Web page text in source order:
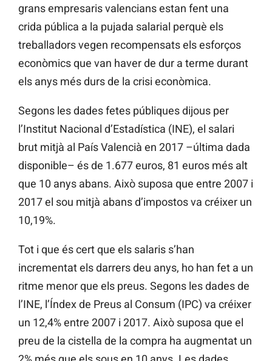
grans empresaris valencians estan fent una
crida pública a la pujada salarial perquè els
treballadors vegen recompensats els esforços
econòmics que van haver de dur a terme durant
els anys més durs de la crisi econòmica.
Segons les dades fetes públiques dijous per
l’Institut Nacional d’Estadística (INE), el salari
brut mitjà al País Valencià en 2017 –última dada
disponible– és de 1.677 euros, 81 euros més alt
que 10 anys abans. Això suposa que entre 2007 i
2017 el sou mitjà abans d’impostos va créixer un
10,19%.
Tot i que és cert que els salaris s’han
incrementat els darrers deu anys, ho han fet a un
ritme menor que els preus. Segons les dades de
l’INE, l’Índex de Preus al Consum (IPC) va créixer
un 12,4% entre 2007 i 2017. Això suposa que el
preu de la cistella de la compra ha augmentat un